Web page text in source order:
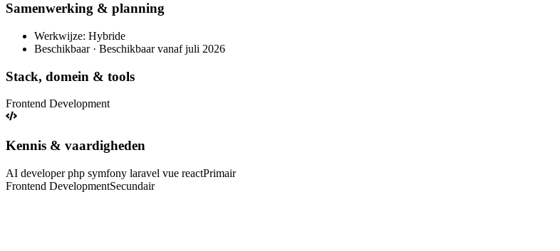
Samenwerking & planning
Werkwijze: Hybride
Beschikbaar · Beschikbaar vanaf juli 2026
Stack, domein & tools
Frontend Development
Kennis & vaardigheden
AI developer php symfony laravel vue reactPrimair
Frontend DevelopmentSecundair